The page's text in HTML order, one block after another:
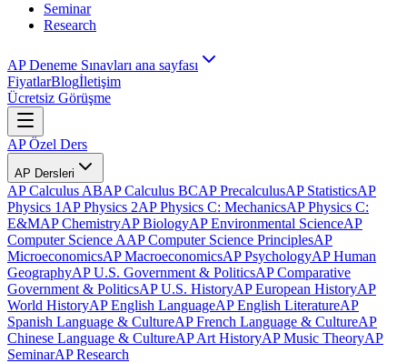
Seminar
Research
AP Deneme Sınavları ana sayfası
FiyatlarBlogİletişim
Ücretsiz Görüşme
AP Özel Ders
AP Dersleri
AP Calculus ABAP Calculus BCAP PrecalculusAP StatisticsAP
Physics 1 AP Physics 2AP Physics C: MechanicsAP Physics C:
E&MAP ChemistryAP BiologyAP Environmental ScienceAP
Computer Science AAP Computer Science PrinciplesAP
MicroeconomicsAP MacroeconomicsAP PsychologyAP Human
GeographyAP U.S. Government & PoliticsAP Comparative
Government & PoliticsAP U.S. HistoryAP European HistoryAP
World HistoryAP English LanguageAP English LiteratureAP
Spanish Language & CultureAP French Language & CultureAP
Chinese Language & CultureAP Art HistoryAP Music TheoryAP
SeminarAP Research